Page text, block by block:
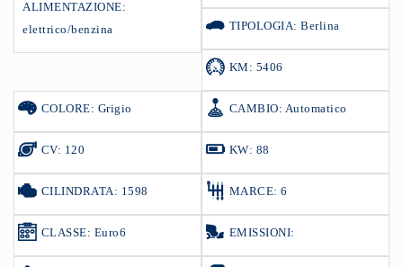
ALIMENTAZIONE:
elettrico/benzina
TIPOLOGIA: Berlina
KM: 5406
COLORE: Grigio CAMBIO: Automatico
CV: 120 KW: 88
CILINDRATA: 1598 MARCE: 6
CLASSE: Euro6 EMISSIONI: